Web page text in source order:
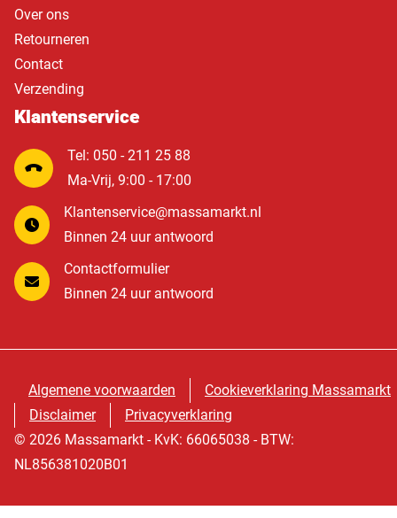
Over ons
Retourneren
Contact
Verzending
Klantenservice
Tel: 050 - 211 25 88
Ma-Vrij, 9:00 - 17:00
Klantenservice@massamarkt.nl
Binnen 24 uur antwoord
Contactformulier
Binnen 24 uur antwoord
Algemene voorwaarden
Cookieverklaring Massamarkt
Disclaimer
Privacyverklaring
© 2026 Massamarkt - KvK: 66065038 - BTW:
NL856381020B01